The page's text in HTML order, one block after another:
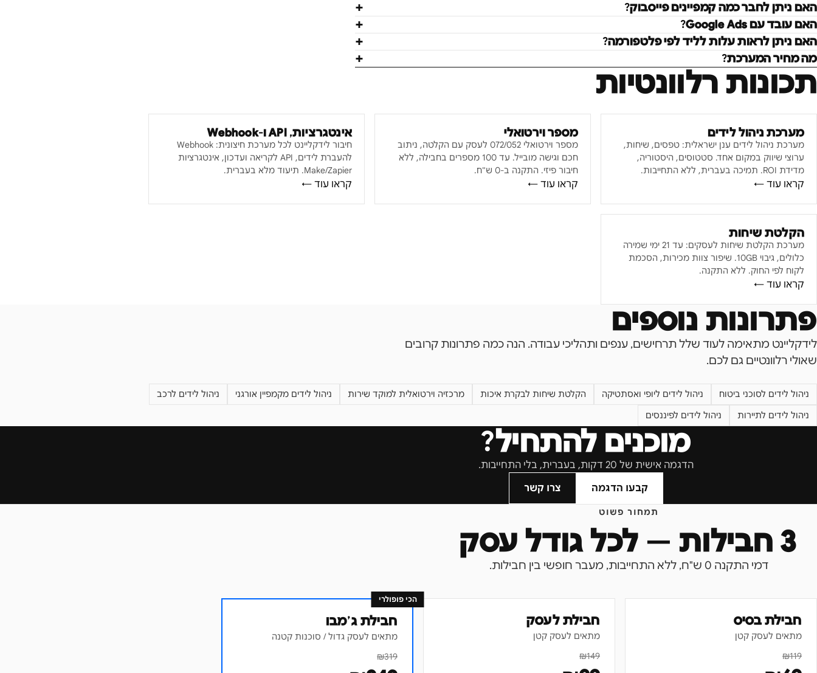
האם ניתן לחבר כמה קמפיינים פייסבוק?
האם עובד עם Google Ads?
האם ניתן לראות עלות לליד לפי פלטפורמה?
מה מחיר המערכת?
תכונות רלוונטיות
מערכת ניהול לידים
מערכת ניהול לידים ענן ישראלית: טפסים, שיחות,
ערוצי שיווק במקום אחד. סטטוסים, היסטוריה,
מדידת ROI. תמיכה בעברית, ללא התחייבות.
קראו עוד ←
מספר וירטואלי
מספר וירטואלי 072/052 לעסק עם הקלטה, ניתוב
חכם וגישה מובייל. עד 100 מספרים בחבילה, ללא
חיבור פיזי. התקנה ב-0 ש"ח.
קראו עוד ←
אינטגרציות, API ו-Webhook
חיבור לידקליינט לכל מערכת חיצונית: Webhook
להעברת לידים, API לקריאה ועדכון, אינטגרציות
Make/Zapier. תיעוד מלא בעברית.
קראו עוד ←
הקלטת שיחות
מערכת הקלטת שיחות לעסקים: עד 21 ימי שמירה
כלולים, גיבוי 10GB. שיפור צוות מכירות, הסכמת
לקוח לפי החוק. ללא התקנה.
קראו עוד ←
פתרונות נוספים
לידקליינט מתאימה לעוד שלל תרחישים, ענפים ותהליכי עבודה. הנה כמה פתרונות קרובים
שאולי רלוונטיים גם לכם.
ניהול לידים לסוכני ביטוח ניהול לידים ליופי ואסתטיקה הקלטת שיחות לבקרת איכות מרכזיה וירטואלית למוקד שירות ניהול לידים מקמפיין אורגני
ניהול לידים לרכב
ניהול לידים לתיירות
ניהול לידים לפיננסים
מוכנים להתחיל?
הדגמה אישית של 20 דקות, בעברית, בלי התחייבות.
קבעו הדגמה
צרו קשר
תמחור פשוט
3 חבילות — לכל גודל עסק
דמי התקנה 0 ש"ח, ללא התחייבות, מעבר חופשי בין חבילות.
חבילת בסיס
מתאים לעסק קטן
₪119
חבילת לעסק
מתאים לעסק קטן
₪149
הכי פופולרי
חבילת ג׳מבו
מתאים לעסק גדול / סוכנות קטנה
₪319